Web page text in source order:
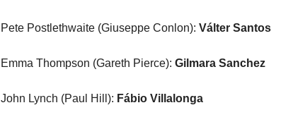
Pete Postlethwaite (Giuseppe Conlon): Válter Santos
Emma Thompson (Gareth Pierce): Gilmara Sanchez
John Lynch (Paul Hill): Fábio Villalonga